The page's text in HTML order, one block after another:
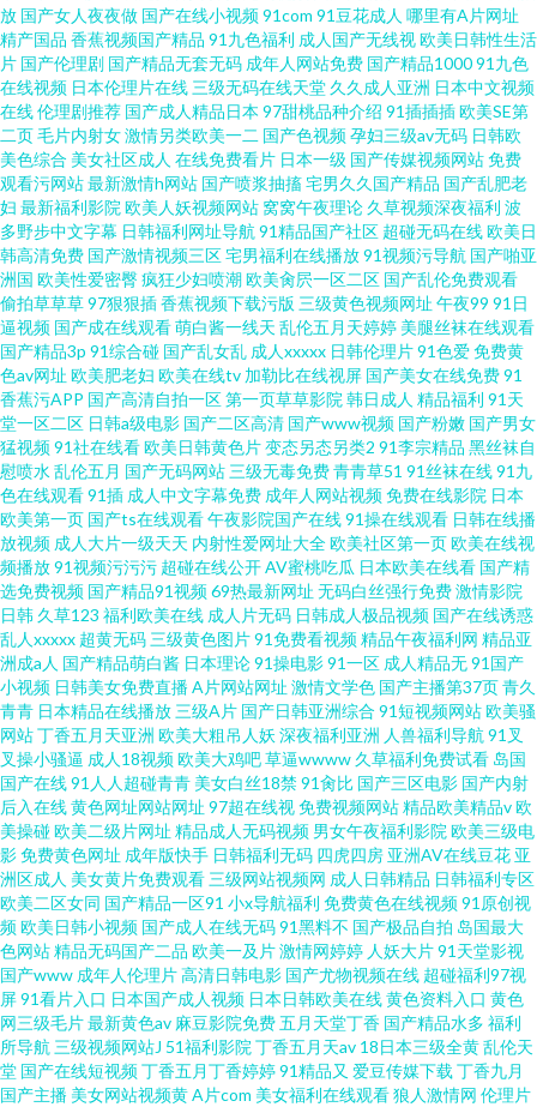
放 国产女人夜夜做 国产在线小视频91com 91豆花成人 哪里有A片网址
精产国品 香蕉视频国产精品 91九色福利 成人国产无线视欧美日韩性生活
片 国产伦理剧 国产精品无套无码 成年人网站免费 国产精品100091九色
在线视频 日本伦理片在线 三级无码在线天堂 久久成人亚洲 日本中文视频
在线伦理剧推荐 国产成人精品日本 97甜桃品种介绍 91插插插欧美SE第
二页毛片内射女激情另类欧美一二 国产色视频孕妇三级av无码 日韩欧
美色综合 美女社区成人 在线免费看片 日本一级 国产传媒视频网站免费
观看污网站最新激情h网站 国产喷浆抽搐宅男久久国产精品 国产乱肥老
妇 最新福利影院 欧美人妖视频网站 窝窝午夜理论 久草视频深夜福利 波
多野步中文字幕 日韩福利网址导航 91精品国产社区 超碰无码在线欧美日
韩高清免费 国产激情视频三区宅男福利在线播放91视频污导航 国产啪亚
洲国 欧美性爱密臀疯狂少妇喷潮欧美肏屄一区二区 国产乱伦免费观看
偷拍草草草97狠狠插香蕉视频下载污版 三级黄色视频网址 午夜99 91日
逼视频 国产成在线观看萌白酱一线天 乱伦五月天婷婷 美腿丝袜在线观看
国产精品3p 91综合碰 国产乱女乱 成人xxxxx 日韩伦理片91色爱免费黄
色av网址 欧美肥老妇 欧美在线tv 加勒比在线视屏 国产美女在线免费91
香蕉污APP 国产高清自拍一区第一页草草影院 韩日成人 精品福利 91天
堂一区二区 日韩a级电影 国产二区高清 国产www视频 国产粉嫩 国产男女
猛视频91社在线看欧美日韩黄色片变态另态另类2 91李宗精品 黑丝袜自
慰喷水 乱伦五月 国产无码网站 三级无毒免费青青草51 91丝袜在线91九
色在线观看91插 成人中文字幕免费 成年人网站视频免费在线影院 日本
欧美第一页 国产ts在线观看午夜影院国产在线91操在线观看 日韩在线播
放视频 成人大片一级天天 内射性爱网址大全欧美社区第一页欧美在线视
频播放91视频污污污 超碰在线公开AV蜜桃吃瓜 日本欧美在线看 国产精
选免费视频 国产精品91视频69热最新网址 无码白丝强行免费激情影院
日韩 久草123 福利欧美在线 成人片无码 日韩成人极品视频 国产在线诱惑
乱人xxxxx 超黄无码 三级黄色图片91免费看视频精品午夜福利网 精品亚
洲成a人 国产精品萌白酱 日本理论91操电影91一区 成人精品无91国产
小视频 日韩美女免费直播A片网站网址 激情文学色 国产主播第37页青久
青青 日本精品在线播放 三级A片 国产日韩亚洲综合 91短视频网站欧美骚
网站丁香五月天亚洲 欧美大粗吊人妖 深夜福利亚洲 人兽福利导航 91叉
叉操小骚逼 成人18视频欧美大鸡吧草逼wwww 久草福利免费试看 岛国
国产在线91人人超碰青青 美女白丝18禁91肏比 国产三区电影 国产内射
后入在线黄色网址网站网址 97超在线视免费视频网站精品欧美精品v欧
美操碰欧美二级片网址 精品成人无码视频 男女午夜福利影院 欧美三级电
影免费黄色网址 成年版快手 日韩福利无码 四虎四房 亚洲AV在线豆花 亚
洲区成人 美女黄片免费观看 三级网站视频网 成人日韩精品 日韩福利专区
欧美二区女同 国产精品一区91 小x导航福利 免费黄色在线视频91原创视
频欧美日韩小视频 国产成人在线无码91黑料不 国产极品自拍 岛国最大
色网站精品无码国产二品 欧美一及片激情网婷婷 人妖大片91天堂影视
国产www 成年人伦理片高清日韩电影 国产尤物视频在线 超碰福利97视
屏91看片入口 日本国产成人视频 日本日韩欧美在线黄色资料入口 黄色
网三级毛片最新黄色av 麻豆影院免费五月天堂丁香 国产精品水多 福利
所导航 三级视频网站J 51福利影院 丁香五月天av 18日本三级全黄乱伦天
堂 国产在线短视频丁香五月丁香婷婷91精品又 爱豆传媒下载 丁香九月
国产主播 美女网站视频黄A片com 美女福利在线观看狼人激情网 伦理片